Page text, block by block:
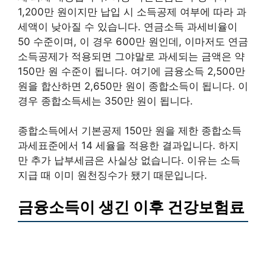
1,200만 원이지만 납입 시 소득공제 여부에 따라 과
세액이 낮아질 수 있습니다. 연금소득 과세비율이
50 수준이며, 이 경우 600만 원인데, 이마저도 연금
소득공제가 적용되면 그야말로 과세되는 금액은 약
150만 원 수준이 됩니다. 여기에 금융소득 2,500만
원을 합산하면 2,650만 원이 종합소득이 됩니다. 이
경우 종합소득세는 350만 원이 됩니다.
종합소득에서 기본공제 150만 원을 제한 종합소득
과세표준에서 14 세율을 적용한 결과입니다. 하지
만 추가 납부세금은 사실상 없습니다. 이유는 소득
지급 때 이미 원천징수가 됐기 때문입니다.
금융소득이 생긴 이후 건강보험료